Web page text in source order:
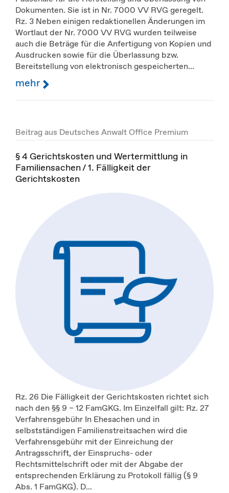
Dokumenten. Sie ist in Nr. 7000 VV RVG geregelt.
Rz. 3 Neben einigen redaktionellen Änderungen im
Wortlaut der Nr. 7000 VV RVG wurden teilweise
auch die Beträge für die Anfertigung von Kopien und
Ausdrucken sowie für die Überlassung bzw.
Bereitstellung von elektronisch gespeicherten...
mehr
Beitrag aus Deutsches Anwalt Office Premium
§ 4 Gerichtskosten und Wertermittlung in
Familiensachen / 1. Fälligkeit der
Gerichtskosten
Rz. 26 Die Fälligkeit der Gerichtskosten richtet sich
nach den §§ 9 – 12 FamGKG. Im Einzelfall gilt: Rz. 27
Verfahrensgebühr In Ehesachen und in
selbstständigen Familienstreitsachen wird die
Verfahrensgebühr mit der Einreichung der
Antragsschrift, der Einspruchs- oder
Rechtsmittelschrift oder mit der Abgabe der
entsprechenden Erklärung zu Protokoll fällig (§ 9
Abs. 1 FamGKG). D...